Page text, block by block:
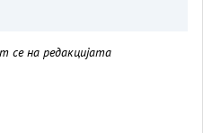
се на редакцијата